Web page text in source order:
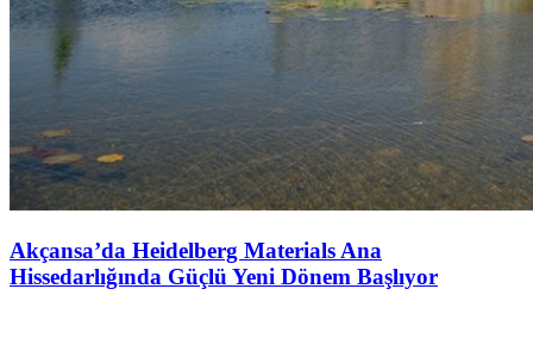
Akçansa’da Heidelberg Materials Ana
Hissedarlığında Güçlü Yeni Dönem Başlıyor